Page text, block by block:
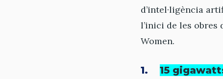
d’intel·ligència
l’inici de les obres
Women.
1. 15